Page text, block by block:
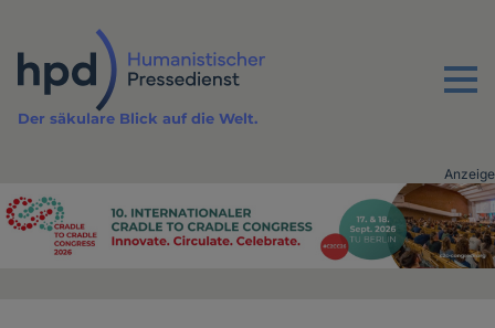
Inhalt
Menu
Der säkulare Blick auf die Welt.
Advertising
Anzeige